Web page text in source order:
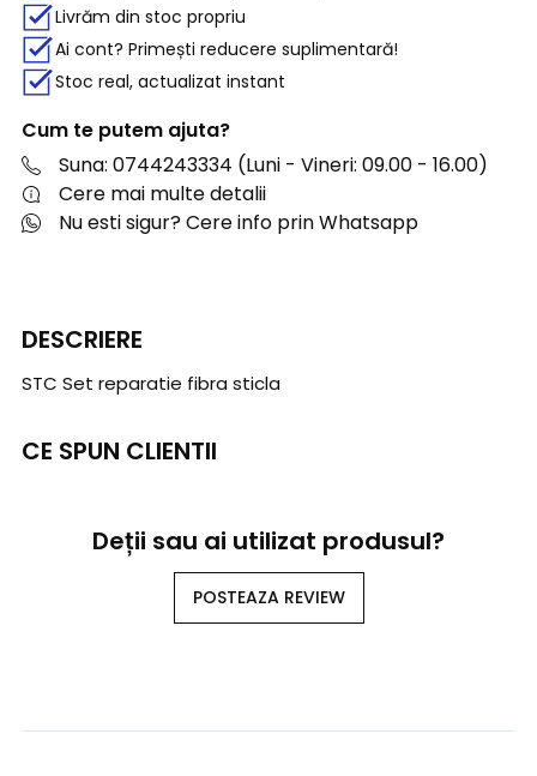
Livrăm din stoc propriu
Ai cont? Primești reducere suplimentară!
Stoc real, actualizat instant
Cum te putem ajuta?
Suna: 0744243334 (Luni - Vineri: 09.00 - 16.00)
Cere mai multe detalii
Nu esti sigur? Cere info prin Whatsapp
DESCRIERE
STC Set reparatie fibra sticla
CE SPUN CLIENTII
Deții sau ai utilizat produsul?
POSTEAZA REVIEW